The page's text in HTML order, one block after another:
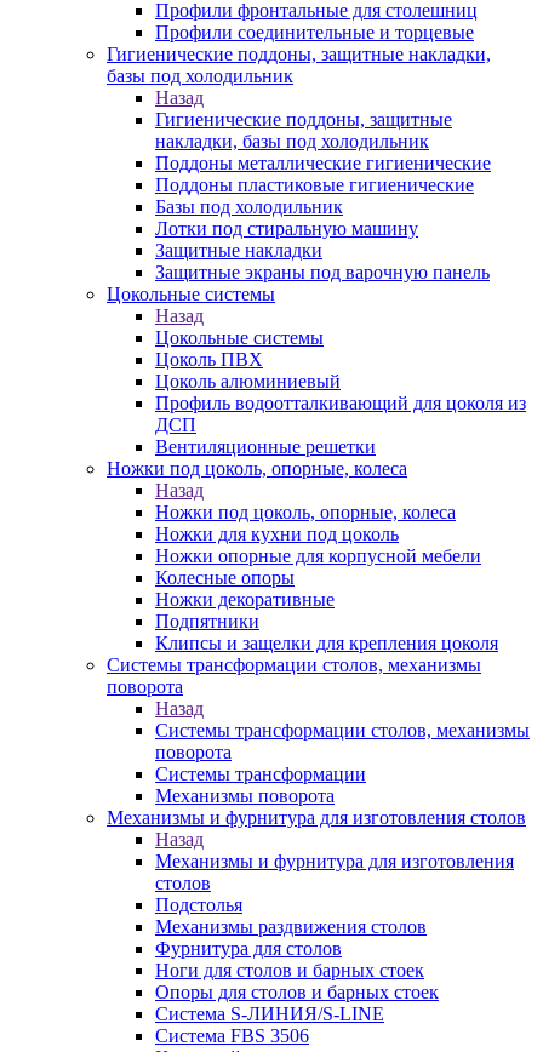
Профили фронтальные для столешниц
Профили соединительные и торцевые
Гигиенические поддоны, защитные накладки,
базы под холодильник
Назад
Гигиенические поддоны, защитные
накладки, базы под холодильник
Поддоны металлические гигиенические
Поддоны пластиковые гигиенические
Базы под холодильник
Лотки под стиральную машину
Защитные накладки
Защитные экраны под варочную панель
Цокольные системы
Назад
Цокольные системы
Цоколь ПВХ
Цоколь алюминиевый
Профиль водоотталкивающий для цоколя из
ДСП
Вентиляционные решетки
Ножки под цоколь, опорные, колеса
Назад
Ножки под цоколь, опорные, колеса
Ножки для кухни под цоколь
Ножки опорные для корпусной мебели
Колесные опоры
Ножки декоративные
Подпятники
Клипсы и защелки для крепления цоколя
Системы трансформации столов, механизмы
поворота
Назад
Системы трансформации столов, механизмы
поворота
Системы трансформации
Механизмы поворота
Механизмы и фурнитура для изготовления столов
Назад
Механизмы и фурнитура для изготовления
столов
Подстолья
Механизмы раздвижения столов
Фурнитура для столов
Ноги для столов и барных стоек
Опоры для столов и барных стоек
Система S-ЛИНИЯ/S-LINE
Система FBS 3506